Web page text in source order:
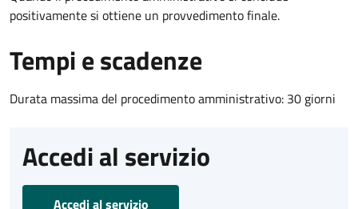
positivamente si ottiene un provvedimento finale.
Tempi e scadenze
Durata massima del procedimento amministrativo: 30 giorni
Accedi al servizio
Accedi al servizio